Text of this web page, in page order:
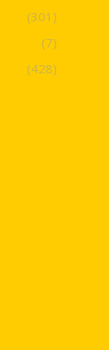
(301)
(7)
(428)